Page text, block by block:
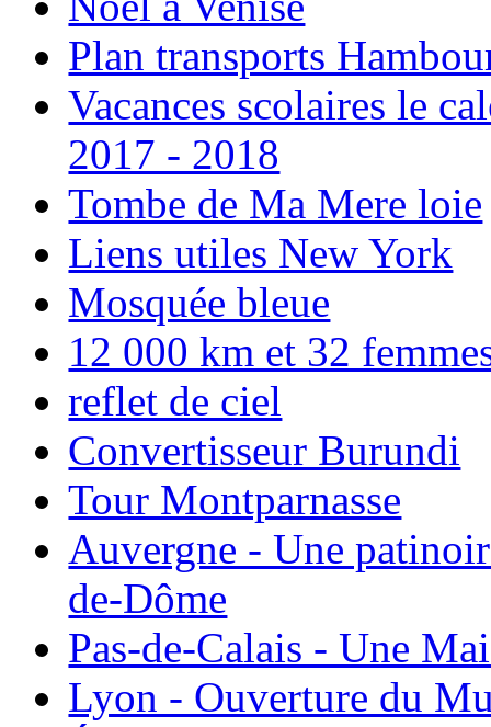
Plan transports
Vacances scolaires le
2017 - 2018
Tombe de Ma Mere loie
Liens utiles New York
Mosquée bleue
12 000 km et 32
reflet de ciel
Convertisseur Burundi
Tour Montparnasse
Auvergne - Une
de-Dôme
Pas-de-Calais - Une
Lyon - Ouverture du